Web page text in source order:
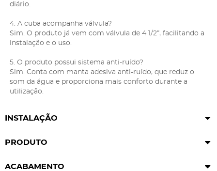
diário.
4. A cuba acompanha válvula?
Sim. O produto já vem com válvula de 4 1/2”, facilitando a
instalação e o uso.
5. O produto possui sistema anti-ruído?
Sim. Conta com manta adesiva anti-ruído, que reduz o
som da água e proporciona mais conforto durante a
utilização.
INSTALAÇÃO
PRODUTO
ACABAMENTO